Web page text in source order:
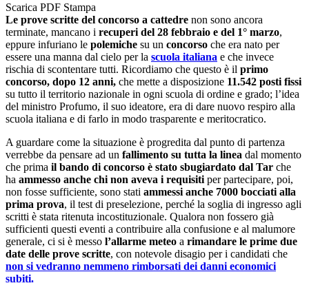
Scarica PDF Stampa
Le prove scritte del concorso a cattedre non sono ancora
terminate, mancano i recuperi del 28 febbraio e del 1° marzo,
eppure infuriano le polemiche su un concorso che era nato per
essere una manna dal cielo per la scuola italiana e che invece
rischia di scontentare tutti. Ricordiamo che questo è il primo
concorso, dopo 12 anni, che mette a disposizione 11.542 posti fissi
su tutto il territorio nazionale in ogni scuola di ordine e grado; l’idea
del ministro Profumo, il suo ideatore, era di dare nuovo respiro alla
scuola italiana e di farlo in modo trasparente e meritocratico.
A guardare come la situazione è progredita dal punto di partenza
verrebbe da pensare ad un fallimento su tutta la linea dal momento
che prima il bando di concorso è stato sbugiardato dal Tar che
ha ammesso anche chi non aveva i requisiti per partecipare, poi,
non fosse sufficiente, sono stati ammessi anche 7000 bocciati alla
prima prova, il test di preselezione, perché la soglia di ingresso agli
scritti è stata ritenuta incostituzionale. Qualora non fossero già
sufficienti questi eventi a contribuire alla confusione e al malumore
generale, ci si è messo l’allarme meteo a rimandare le prime due
date delle prove scritte, con notevole disagio per i candidati che
non si vedranno nemmeno rimborsati dei danni economici
subiti.